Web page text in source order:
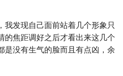
我发现自己面前站着几个形象只
的焦距调好之后才看出来这几个
是没有生气的脸而且有点凶，余